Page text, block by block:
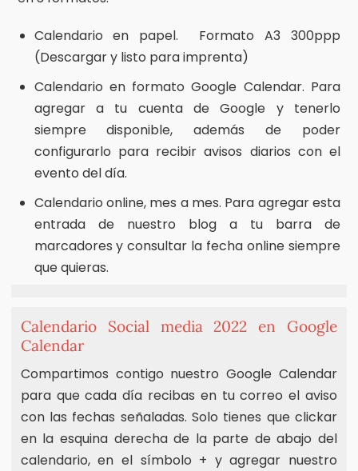
Calendario en papel. Formato A3 300ppp
(Descargar y listo para imprenta)
Calendario en formato Google Calendar. Para
agregar a tu cuenta de Google y tenerlo
siempre disponible, además de poder
configurarlo para recibir avisos diarios con el
evento del día.
Calendario online, mes a mes. Para agregar esta
entrada de nuestro blog a tu barra de
marcadores y consultar la fecha online siempre
que quieras.
Calendario Social media 2022 en Google
Calendar
Compartimos contigo nuestro Google Calendar
para que cada día recibas en tu correo el aviso
con las fechas señaladas. Solo tienes que clickar
en la esquina derecha de la parte de abajo del
calendario, en el símbolo + y agregar nuestro